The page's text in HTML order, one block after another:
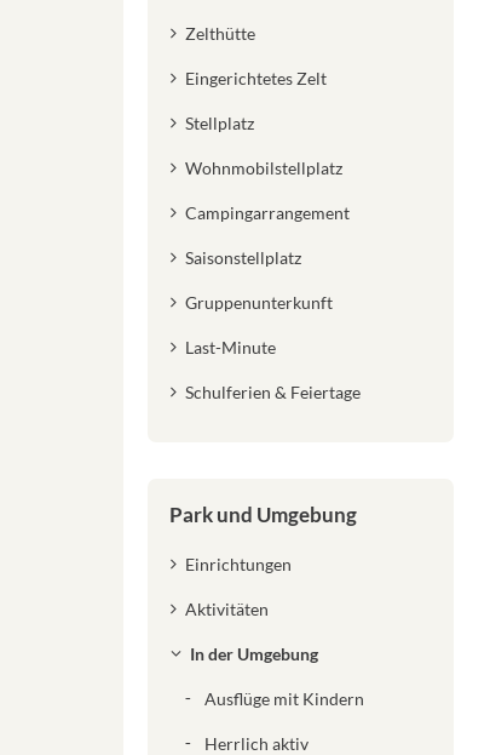
Zelthütte
Eingerichtetes Zelt
Stellplatz
Wohnmobilstellplatz
Campingarrangement
Saisonstellplatz
Gruppenunterkunft
Last-Minute
Schulferien & Feiertage
Park und Umgebung
Einrichtungen
Aktivitäten
In der Umgebung
Ausflüge mit Kindern
Herrlich aktiv